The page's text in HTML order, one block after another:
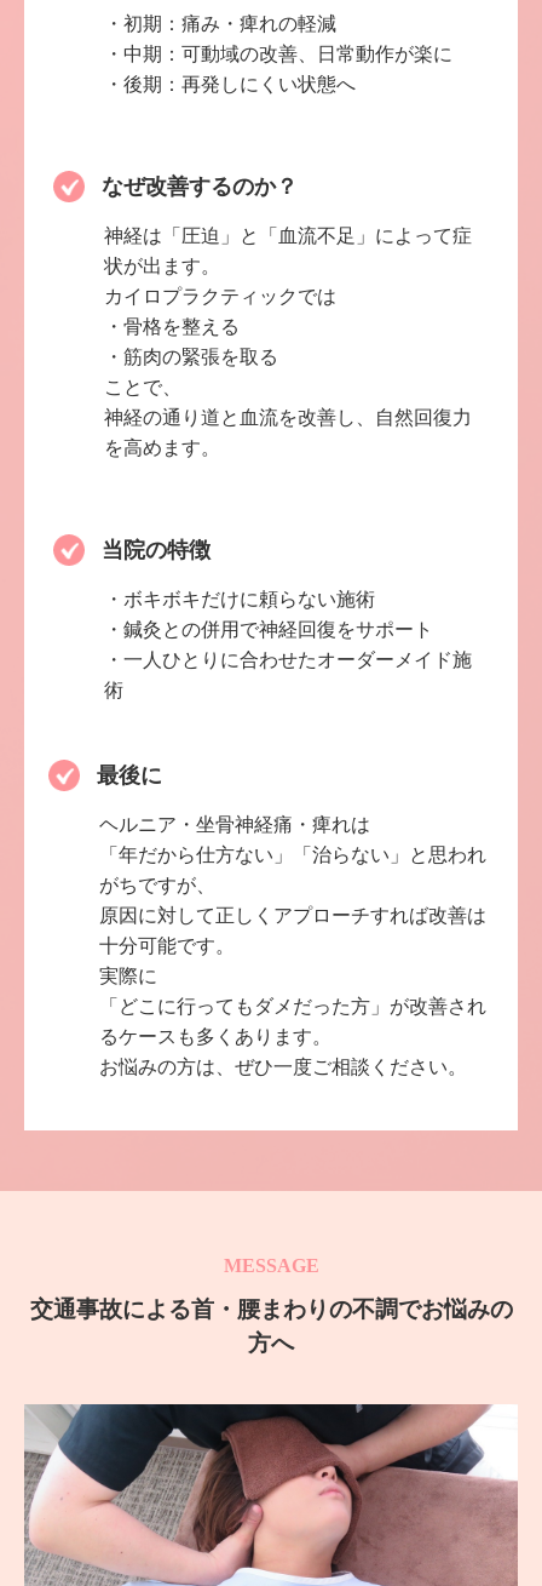
・初期：痛み・痺れの軽減
・中期：可動域の改善、日常動作が楽に
・後期：再発しにくい状態へ
なぜ改善するのか？
神経は「圧迫」と「血流不足」によって症
状が出ます。
カイロプラクティックでは
・骨格を整える
・筋肉の緊張を取る
ことで、
神経の通り道と血流を改善し、自然回復力
を高めます。
当院の特徴
・ボキボキだけに頼らない施術
・鍼灸との併用で神経回復をサポート
・一人ひとりに合わせたオーダーメイド施
術
最後に
ヘルニア・坐骨神経痛・痺れは
「年だから仕方ない」「治らない」と思われ
がちですが、
原因に対して正しくアプローチすれば改善は
十分可能です。
実際に
「どこに行ってもダメだった方」が改善され
るケースも多くあります。
お悩みの方は、ぜひ一度ご相談ください。
MESSAGE
交通事故による首・腰まわりの不調でお悩みの
方へ